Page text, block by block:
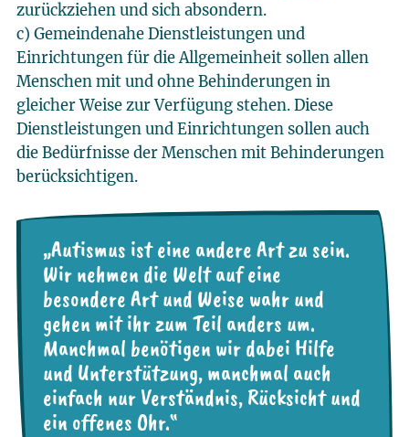
zurückziehen und sich absondern.
c) Gemeindenahe Dienstleistungen und
Einrichtungen für die Allgemeinheit sollen allen
Menschen mit und ohne Behinderungen in
gleicher Weise zur Verfügung stehen. Diese
Dienstleistungen und Einrichtungen sollen auch
die Bedürfnisse der Menschen mit Behinderungen
berücksichtigen.
„Autismus ist eine andere Art zu sein.
Wir nehmen die Welt auf eine
besondere Art und Weise wahr und
gehen mit ihr zum Teil anders um.
Manchmal benötigen wir dabei Hilfe
und Unterstützung, manchmal auch
einfach nur Verständnis, Rücksicht und
ein offenes Ohr.“